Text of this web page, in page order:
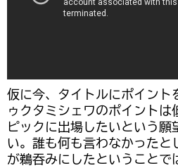
仮に今、タイトルにポイント
ゥクタミシェワのポイントは
ピックに出場したいという願
い。誰も何も言わなかったと
が鵜吞みにしたということで